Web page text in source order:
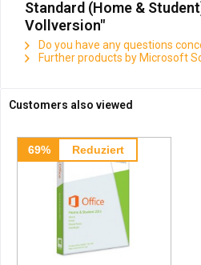
Standard (Home &
Vollversion"
Do you have any questions
Further products by Microsoft
Customers also viewed
69% Reduziert